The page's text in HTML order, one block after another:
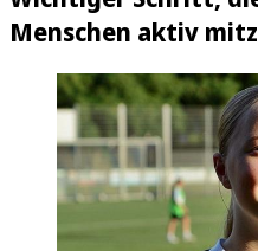
Menschen aktiv